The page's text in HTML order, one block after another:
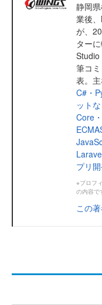
静岡
業後
が、
ターに
筆コ
表。
C#・
ットな
Core
プリ
※プロフ
の内容で
この